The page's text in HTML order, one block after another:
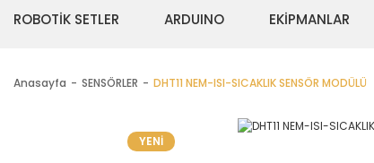
ROBOTİK SETLER ARDUINO EKİPMANLAR
Anasayfa SENSÖRLER DHT11 NEM-ISI-SICAKLIK SENSÖR MODÜLÜ
YENİ